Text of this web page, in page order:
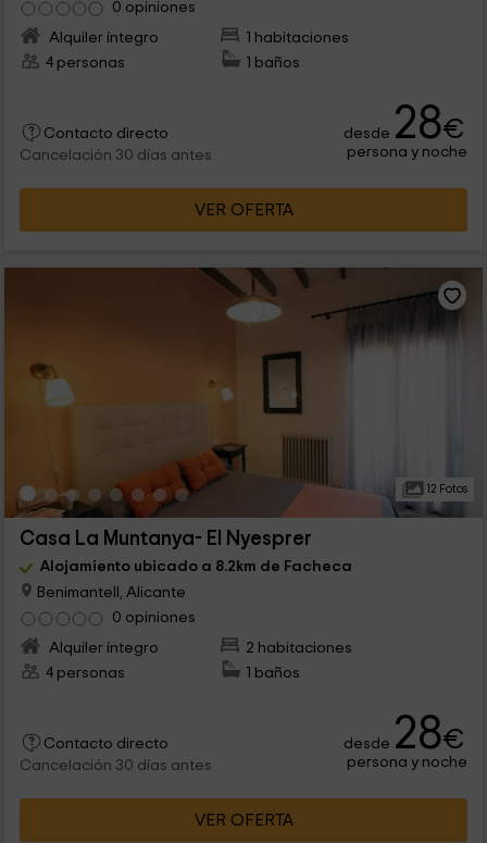
0 opiniones
Alquiler íntegro
1 habitaciones
4 personas
1 baños
Contacto directo
Cancelación 30 días antes
desde 28€
persona y noche
VER OFERTA
12 Fotos
Casa La Muntanya- El Nyesprer
Alojamiento ubicado a 8.2km de Facheca
Benimantell, Alicante
0 opiniones
Alquiler íntegro
2 habitaciones
4 personas
1 baños
Contacto directo
Cancelación 30 días antes
desde 28€
persona y noche
VER OFERTA